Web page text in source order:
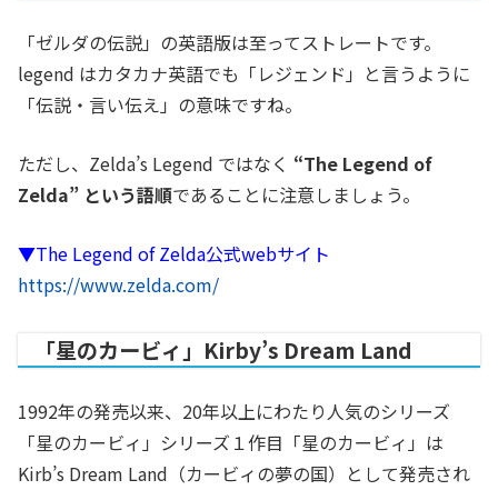
「ゼルダの伝説」の英語版は至ってストレートです。
legend はカタカナ英語でも「レジェンド」と言うように
「伝説・言い伝え」の意味ですね。
ただし、Zelda’s Legend ではなく “The Legend of
Zelda” という語順であることに注意しましょう。
▼The Legend of Zelda公式webサイト
https://www.zelda.com/
「星のカービィ」Kirby’s Dream Land
1992年の発売以来、20年以上にわたり人気のシリーズ
「星のカービィ」シリーズ１作目「星のカービィ」は
Kirb’s Dream Land（カービィの夢の国）として発売され